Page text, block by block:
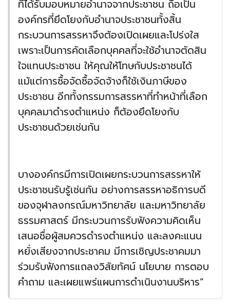
ที่ได้รับมอบหมายอำนาจจากประชาชน ถือเป็น
องค์กรที่ยึดโยงกับอำนาจประชาชนทั้งสิ้น
กระบวนการสรรหาจึงต้องเปิดเผยและโปร่งใส
เพราะเป็นการคัดเลือกบุคคลที่จะใช้อำนาจตัดสิน
ใจแทนประชาชน ให้คุณให้โทษกับประชาชนได้
แม้แต่การซื้อจัดซื้อจัดจ้างก็ใช้เงินภาษีของ
ประชาชน อีกทั้งกรรมการสรรหาที่ทำหน้าที่เลือก
บุคคลมาดำรงตำแหน่ง ก็ต้องยึดโยงกับ
ประชาชนด้วยเช่นกัน
บางองค์กรมีการเปิดเผยกระบวนการสรรหาให้
ประชาชนรับรู้เช่นกัน อย่างการสรรหาอธิการบดี
ของจุฬาลงกรณ์มหาวิทยาลัย และมหาวิทยาลัย
ธรรมศาสตร์ มีกระบวนการรับฟังความคิดเห็น
เสนอชื่อผู้สมควรดำรงตำแหน่ง และลงคะแนน
หยั่งเสียงจากประชาคม มีการเชิญประชาคมมา
ร่วมรับฟังการแถลงวิสัยทัศน์ นโยบาย การตอบ
คำถาม และเผยแพร่แผนการดำเนินงานบริหาร”